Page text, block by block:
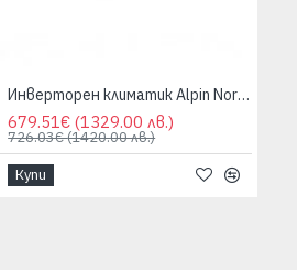
Инверторен климатик Alpin Nordic ASW-25KTN, 9000 BTU, WIFI
679.51€(1329.00 лв.)
726.03€(1420.00 лв.)
Купи